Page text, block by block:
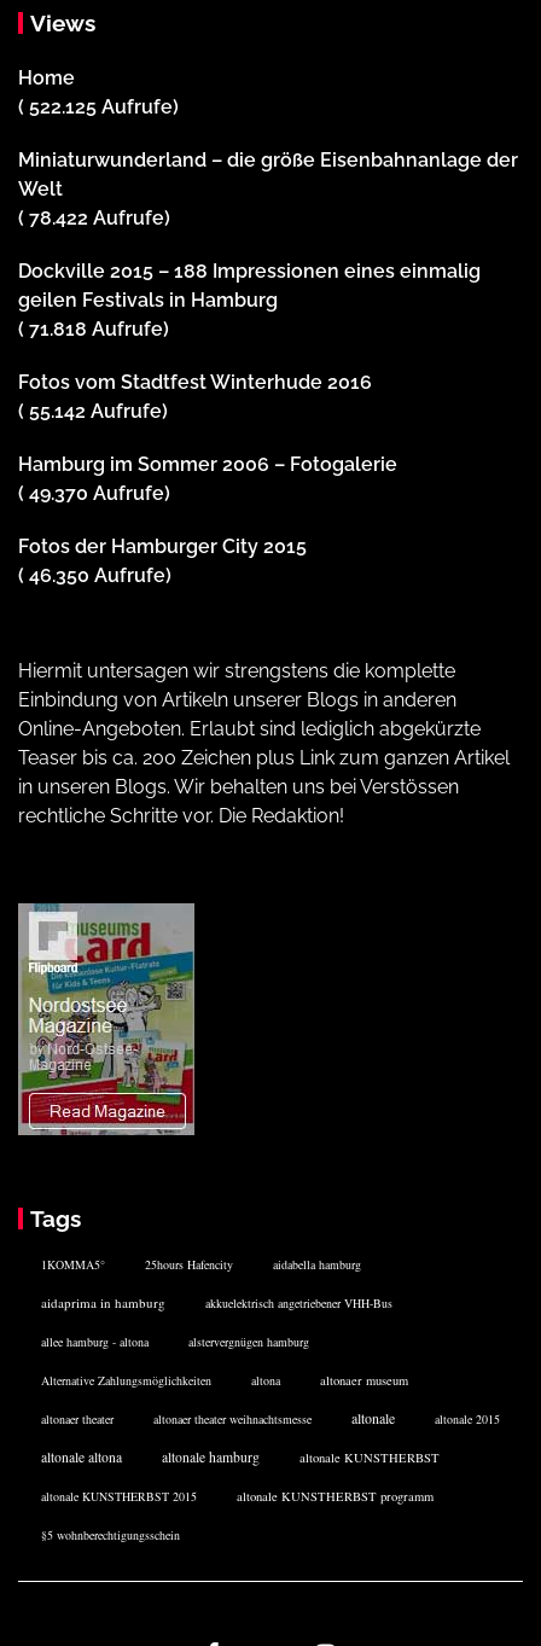
Views
Home
( 522.125 Aufrufe)
Miniaturwunderland – die größe Eisenbahnanlage der
Welt
( 78.422 Aufrufe)
Dockville 2015 – 188 Impressionen eines einmalig
geilen Festivals in Hamburg
( 71.818 Aufrufe)
Fotos vom Stadtfest Winterhude 2016
( 55.142 Aufrufe)
Hamburg im Sommer 2006 – Fotogalerie
( 49.370 Aufrufe)
Fotos der Hamburger City 2015
( 46.350 Aufrufe)
Hiermit untersagen wir strengstens die komplette
Einbindung von Artikeln unserer Blogs in anderen
Online-Angeboten. Erlaubt sind lediglich abgekürzte
Teaser bis ca. 200 Zeichen plus Link zum ganzen Artikel
in unseren Blogs. Wir behalten uns bei Verstössen
rechtliche Schritte vor. Die Redaktion!
Tags
1KOMMA5° 25hours Hafencity aidabella hamburg
aidaprima in hamburg akkuelektrisch angetriebener VHH-Bus
allee hamburg - altona alstervergnügen hamburg
Alternative Zahlungsmöglichkeiten altona altonaer museum
altonaer theater altonaer theater weihnachtsmesse altonale altonale 2015
altonale altona altonale hamburg altonale KUNSTHERBST
altonale KUNSTHERBST 2015 altonale KUNSTHERBST programm
§5 wohnberechtigungsschein